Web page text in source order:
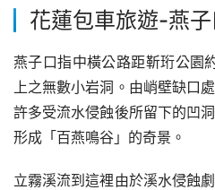
花蓮包車旅遊-燕子
燕子口指中橫公路距靳珩公園
上之無數小岩洞。由峭壁缺口
許多受流水侵蝕後所留下的凹
形成「百燕鳴谷」的奇景。
立霧溪流到這裡由於溪水侵蝕